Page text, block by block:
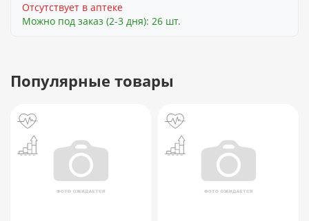
Отсутствует в аптеке
Можно под заказ (2-3 дня): 26 шт.
Популярные товары